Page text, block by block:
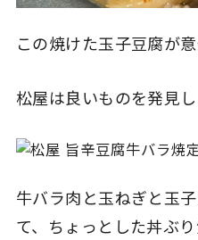
この焼けた玉子豆腐が
松屋は良いものを発見し
牛バラ肉と玉ねぎと玉
て、ちょっとした丼ぶ